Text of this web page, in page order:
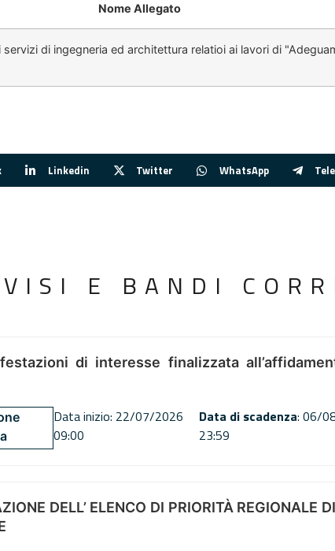
Nome Allegato
di ingegneria ed architettura relatioi ai lavori di
Linkedin Twitter WhatsApp
E BANDI
di interesse finalizzata
Data inizio: 22/07/2026
09:00
Data di scadenza: 06/
23:59
DELL’ ELENCO DI PRIORITÀ REGIONALE